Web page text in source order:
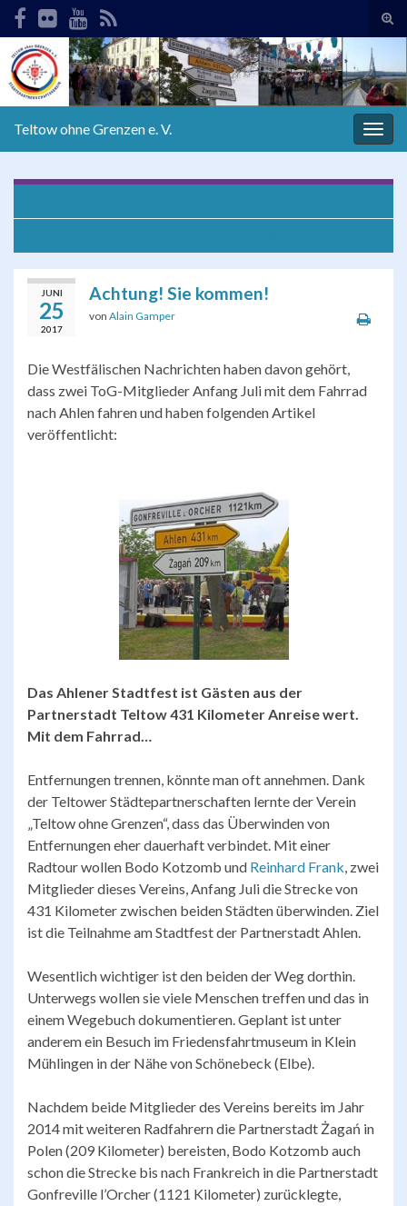
Search for:
Teltow ohne Grenzen e. V.
JUNI
25
2017
Achtung! Sie kommen!
von Alain Gamper
Die Westfälischen Nachrichten haben davon gehört,
dass zwei ToG-Mitglieder Anfang Juli mit dem Fahrrad
nach Ahlen fahren und haben folgenden Artikel
veröffentlicht:
Das Ahlener Stadtfest ist Gästen aus der
Partnerstadt Teltow 431 Kilometer Anreise wert.
Mit dem Fahrrad…
Entfernungen trennen, könnte man oft annehmen. Dank
der Teltower Städtepartnerschaften lernte der Verein
„Teltow ohne Grenzen“, dass das Überwinden von
Entfernungen eher dauerhaft verbindet. Mit einer
Radtour wollen Bodo Kotzomb und Reinhard Frank, zwei
Mitglieder dieses Vereins, Anfang Juli die Strecke von
431 Kilometer zwischen beiden Städten überwinden. Ziel
ist die Teilnahme am Stadtfest der Partnerstadt Ahlen.
Wesentlich wichtiger ist den beiden der Weg dorthin.
Unterwegs wollen sie viele Menschen treffen und das in
einem Wegebuch dokumentieren. Geplant ist unter
anderem ein Besuch im Friedensfahrtmuseum in Klein
Mühlingen in der Nähe von Schönebeck (Elbe).
Nachdem beide Mitglieder des Vereins bereits im Jahr
2014 mit weiteren Radfahrern die Partnerstadt Żagań in
Polen (209 Kilometer) bereisten, Bodo Kotzomb auch
schon die Strecke bis nach Frankreich in die Partnerstadt
Gonfreville l’Orcher (1121 Kilometer) zurücklegte,